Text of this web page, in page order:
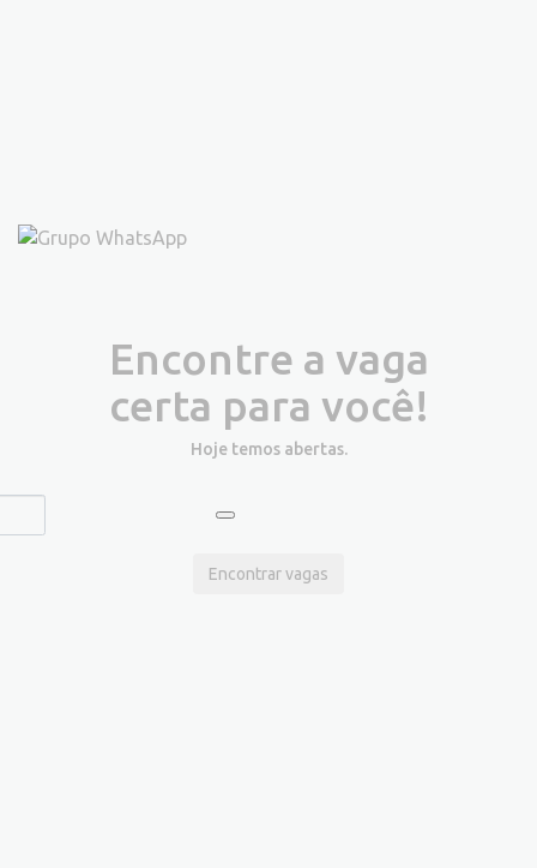
Encontre a vaga
certa para você!
Hoje temos abertas.
Encontrar vagas